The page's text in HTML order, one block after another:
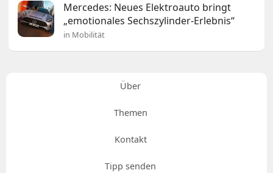
Mercedes: Neues Elektroauto bringt
„emotionales Sechszylinder-Erlebnis“
in Mobilität
Über
Themen
Kontakt
Tipp senden